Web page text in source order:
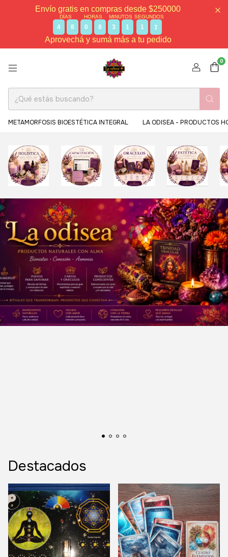
Envío gratis en compras desde $250000
DÍAS
4 8
HORAS
0 8
MINUTOS
3 1
SEGUNDOS
0 9
Aprovechá y sumá más a tu pedido
0
METAMORFOSIS BIOESTÉTICA INTEGRAL LA ODISEA - PRODUCTOS
Destacados